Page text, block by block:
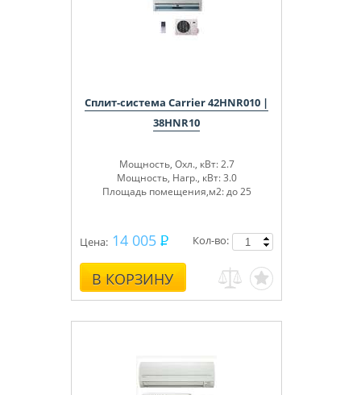
Сплит-система Carrier 42HNR010 |
38HNR10
Мощность, Охл., кВт: 2.7
Мощность, Нагр., кВт: 3.0
Площадь помещения,м2: до 25
Цена: 14 005
В КОРЗИНУ
Кол-во: